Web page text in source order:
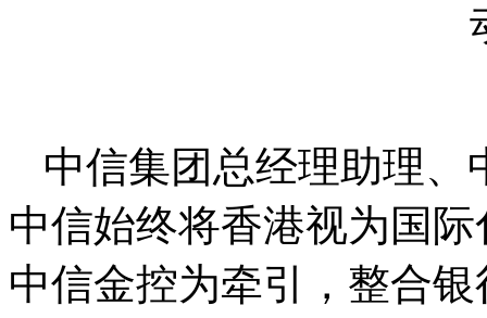
中信集团总经理助理
中信始终将香港视为国
中信金控为牵引，整合